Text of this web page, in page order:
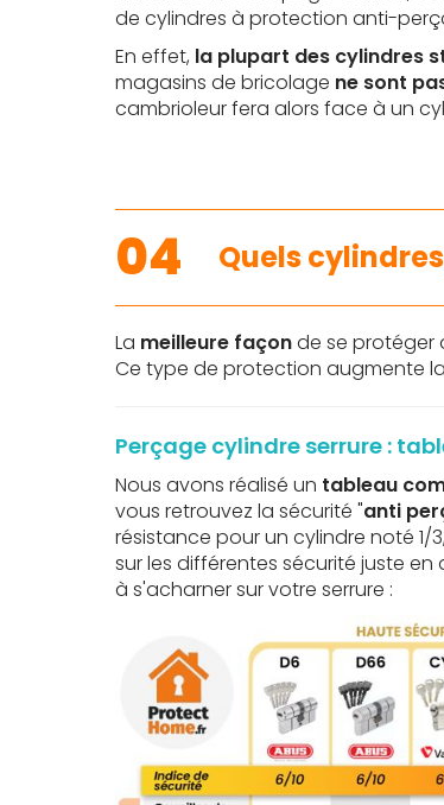
de cylindres à protection anti-
En effet, la plupart des cylindres
magasins de bricolage ne sont
cambrioleur fera alors face à un
04 Quels
La meilleure façonde se protéger
Ce type de protection augmente
Perçage cylindre serrure :
Nous avons réalisé un tableau
vous retrouvez la sécurité "anti
résistance pour un cylindre noté 1/
sur les différentes sécurité juste
à s'acharner sur votre serrure :